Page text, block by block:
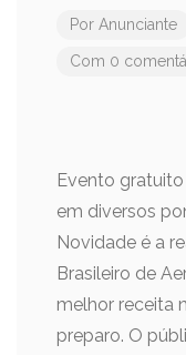
Por Anunciante
Com 0
Evento gratuito
em diversos
Novidade é a
Brasileiro de
melhor receita
preparo. O